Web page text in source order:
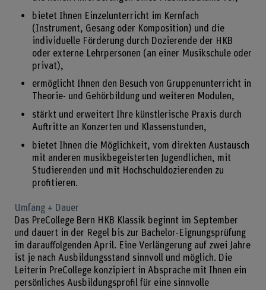
bietet Ihnen Einzelunterricht im Kernfach
(Instrument, Gesang oder Komposition) und die
individuelle Förderung durch Dozierende der HKB
oder externe Lehrpersonen (an einer Musikschule oder
privat),
ermöglicht Ihnen den Besuch von Gruppenunterricht in
Theorie- und Gehörbildung und weiteren Modulen,
stärkt und erweitert Ihre künstlerische Praxis durch
Auftritte an Konzerten und Klassenstunden,
bietet Ihnen die Möglichkeit, vom direkten Austausch
mit anderen musikbegeisterten Jugendlichen, mit
Studierenden und mit Hochschuldozierenden zu
profitieren.
Umfang + Dauer
Das PreCollege Bern HKB Klassik beginnt im September
und dauert in der Regel bis zur Bachelor-Eignungsprüfung
im darauffolgenden April. Eine Verlängerung auf zwei Jahre
ist je nach Ausbildungsstand sinnvoll und möglich. Die
Leiterin PreCollege konzipiert in Absprache mit Ihnen ein
persönliches Ausbildungsprofil für eine sinnvolle